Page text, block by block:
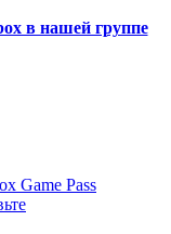
в нашей группе
Game Pass